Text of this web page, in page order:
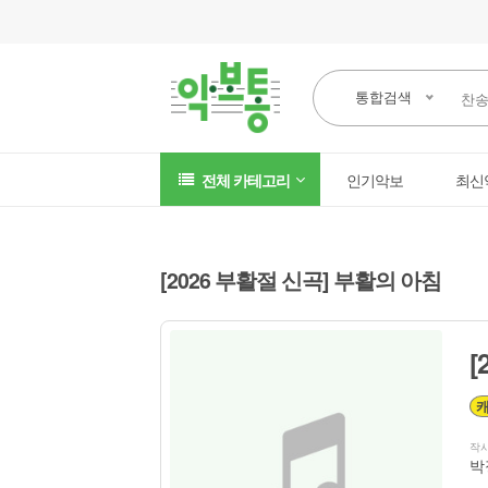
통합검색
전체 카테고리 인기악보 최
[2026 부활절 신곡] 부활의 아침
작